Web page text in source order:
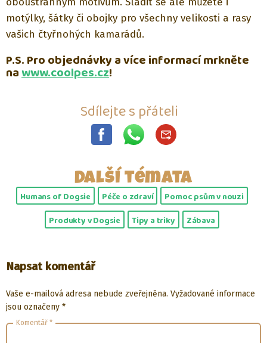
motýlky, šátky či obojky pro všechny velikosti a rasy
vašich čtyřnohých kamarádů.
P.S. Pro objednávky a více informací mrkněte
nawww.coolpes.cz!
Sdílejte s přáteli
Další témata
Humans of Dogsie Péče o zdraví
Pomoc psům v nouzi
Produkty v Dogsie
Tipy a triky Zábava
Napsat komentář
Vaše e-mailová adresa nebude zveřejněna. Vyžadované informace
jsou označeny *
Komentář *